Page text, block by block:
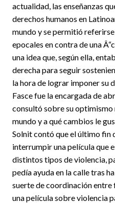
actualidad, las enseñanzas
derechos humanos en
mundo y se permitió
epocales en contra de una
una idea que, según ella,
derecha para seguir
la hora de lograr imponer su
Fasce fue la encargada de
consultó sobre su
mundo y a qué cambios le
Solnit contó que el último fin
interrumpir una película que
distintos tipos de violencia,
pedía ayuda en la calle tras
suerte de coordinación
una película sobre violencia